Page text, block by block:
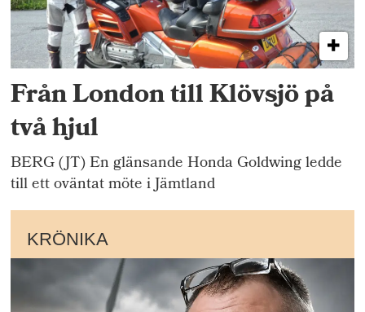
Från London till Klövsjö på
två hjul
BERG (JT) En glänsande Honda Goldwing ledde
till ett oväntat möte i Jämtland
KRÖNIKA